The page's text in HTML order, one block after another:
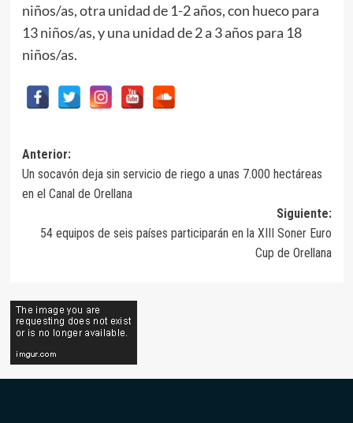
niños/as, otra unidad de 1-2 años, con hueco para
13 niños/as, y una unidad de 2 a 3 años para 18
niños/as.
Navegación
de
Anterior:
Un socavón deja sin servicio de riego a unas 7.000 hectáreas
en el Canal de Orellana
Siguiente:
54 equipos de seis países participarán en la XIII Soner Euro
Cup de Orellana